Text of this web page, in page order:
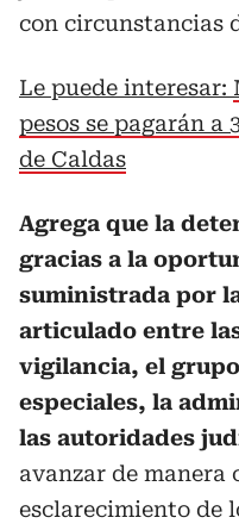
con circunstancias
Le puede interesar:
pesos se pagarán a
de Caldas
Agrega que la
gracias a la
suministrada por
articulado entre
vigilancia, el
especiales, la
las autoridades
avanzar de manera
esclarecimiento de